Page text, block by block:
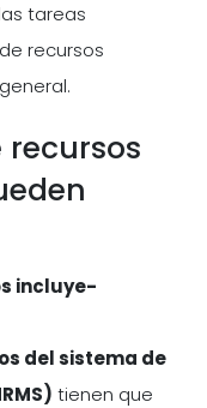
tareas
recursos
recursos
incluye-
del sistema de
tienen que